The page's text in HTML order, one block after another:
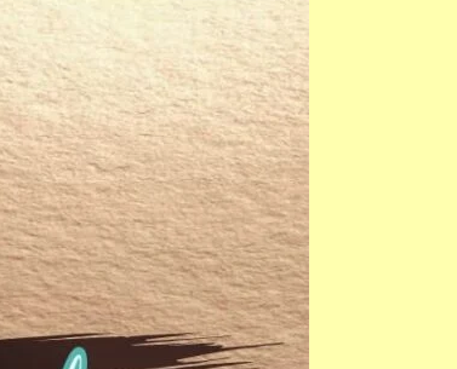
Hayat-
O-
Khidmaat